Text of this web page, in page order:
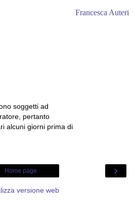
Francesca Auteri
soggetti ad
pertanto
alcuni giorni prima di
›
Home page
versione web